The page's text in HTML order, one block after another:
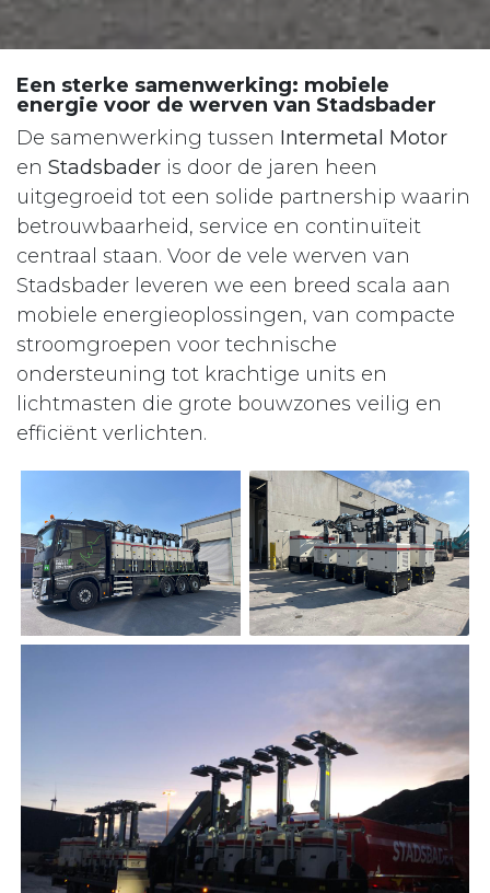
Een sterke samenwerking: mobiele
energie voor de werven van Stadsbader
De samenwerking tussen Intermetal Motor
en Stadsbader is door de jaren heen
uitgegroeid tot een solide partnership waarin
betrouwbaarheid, service en continuïteit
centraal staan. Voor de vele werven van
Stadsbader leveren we een breed scala aan
mobiele energieoplossingen, van compacte
stroomgroepen voor technische
ondersteuning tot krachtige units en
lichtmasten die grote bouwzones veilig en
efficiënt verlichten.